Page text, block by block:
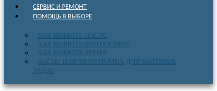
СЕРВИС И РЕМОНТ
ПОМОЩЬ В ВЫБОРЕ
КАК ВЫБРАТЬ НАСОС
КАК ВЫБРАТЬ МОТОПОМПУ
КАК ВЫБРАТЬ БРЕНД
НАСОС ИЛИ МОТОПОМПА ДЛЯ БЫТОВЫХ
ЗАДАЧ